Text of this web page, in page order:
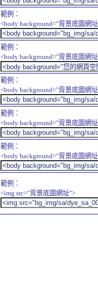
範例：
<body background="背景底圖網
範例：
<body background="背景底圖網
範例：
<body background="背景底圖網
範例：
<body background="背景底圖網
範例：
<body background="背景底圖網
範例：
<img src="背景底圖網址">